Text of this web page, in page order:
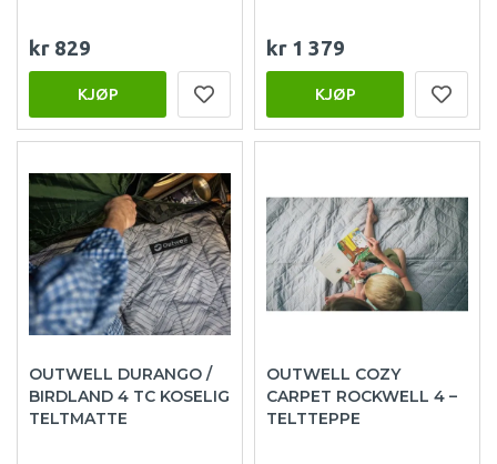
kr 829
KJØP
kr 1 379
KJØP
OUTWELL DURANGO /
BIRDLAND 4 TC KOSELIG
TELTMATTE
OUTWELL COZY
CARPET ROCKWELL 4 –
TELTTEPPE